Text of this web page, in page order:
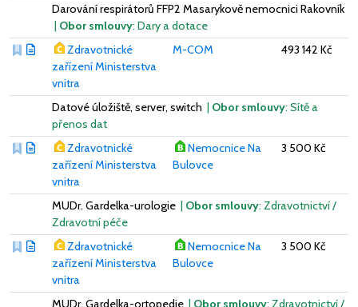
Darování respirátorů FFP2 Masarykově nemocnici Rakovník
| Obor smlouvy: Dary a dotace
Zdravotnické
zařízení Ministerstva
vnitra
M-COM 493 142 Kč
Datové úložiště, server, switch | Obor smlouvy: Sítě a
přenos dat
Zdravotnické
zařízení Ministerstva
vnitra
Nemocnice Na
Bulovce
3 500 Kč
MUDr. Gardelka-urologie | Obor smlouvy: Zdravotnictví /
Zdravotní péče
Zdravotnické
zařízení Ministerstva
vnitra
Nemocnice Na
Bulovce
3 500 Kč
MUDr. Gardelka-ortopedie | Obor smlouvy: Zdravotnictví /